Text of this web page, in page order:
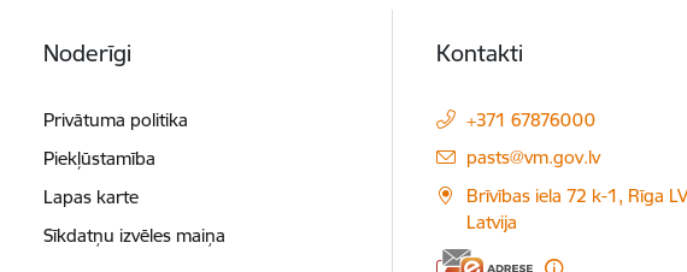
Noderīgi
Privātuma politika
Piekļūstamība
Lapas karte
Sīkdatņu izvēles maiņa
Kontakti
+371 67876000
E-pasts:
pasts@vm.gov.lv
Brīvības iela 72 k-1, Rīga
Latvija